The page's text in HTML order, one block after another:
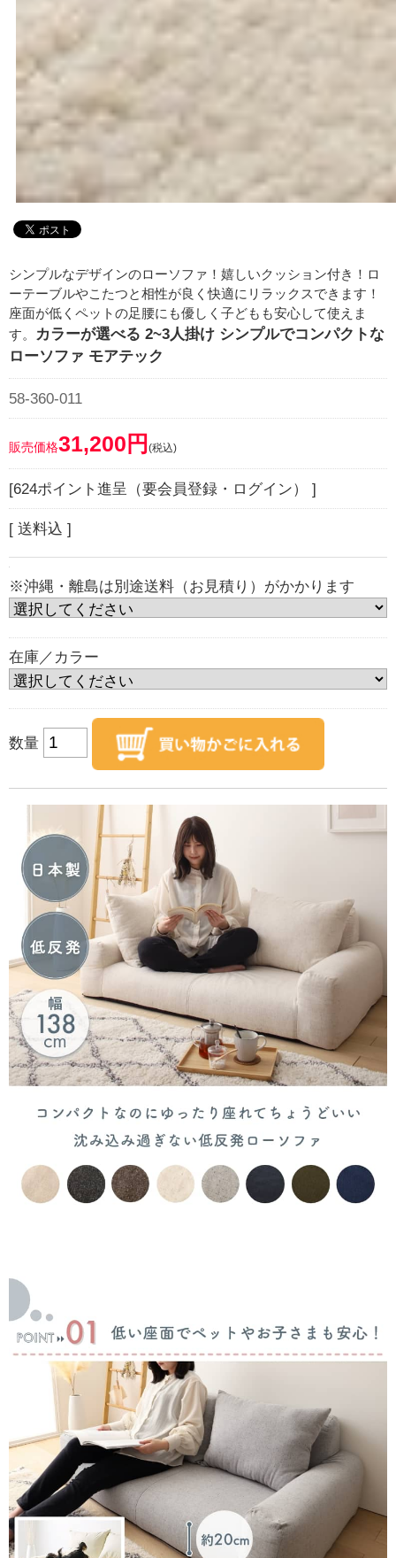
シンプルなデザインのローソファ！嬉しいクッション付き！ロ
ーテーブルやこたつと相性が良く快適にリラックスできます！
座面が低くペットの足腰にも優しく子どもも安心して使えま
す。
カラーが選べる 2~3人掛け シンプルでコンパクトな
ローソファ モアテック
58-360-011
販売価格31,200円 (税込)
[624ポイント進呈（要会員登録・ログイン） ]
[ 送料込 ]
※沖縄・離島は別途送料（お見積り）がかかります
在庫／カラー
数量